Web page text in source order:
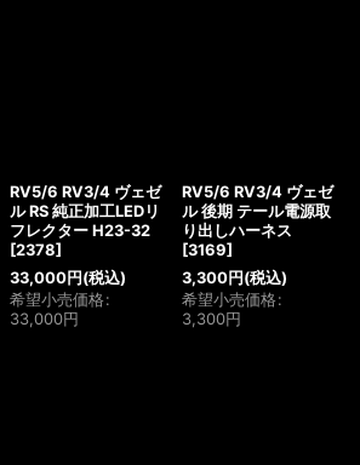
RV5/6 RV3/4 ヴェゼ
ル RS 純正加工LEDリ
フレクター H23-32
[2378]
33,000円 (税込)
希望小売価格:
33,000円
RV5/6 RV3/4 ヴェゼ
ル 後期 テール電源取
り出しハーネス
[3169]
3,300円 (税込)
希望小売価格:
3,300円